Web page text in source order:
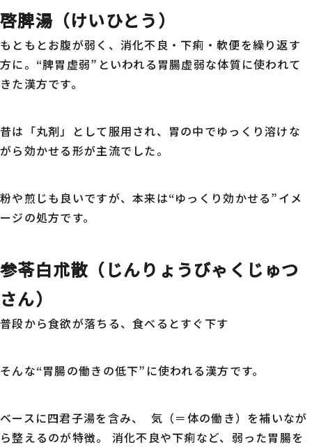
啓脾湯（けいひとう）
もともとお腹が弱く、消化不良・下痢・軟便を繰り返す
方に。“脾胃虚弱”といわれる胃腸虚弱な体質に使われて
きた漢方です。
昔は「丸剤」として服用され、胃の中でゆっくり溶けな
がら効かせる形が主流でした。
粉や煎じも良いですが、本来は“ゆっくり効かせる”イメ
ージの処方です。
参苓白朮散（じんりょうびゃくじゅつ
さん）
普段から食欲が落ちる、食べるとすぐ下す――
そんな“胃腸の働きの低下”に使われる漢方です。
ベースに四君子湯を含み、 気（＝体の働き）を補いなが
ら整えるのが特徴。 消化不良や下痢など、弱った胃腸を